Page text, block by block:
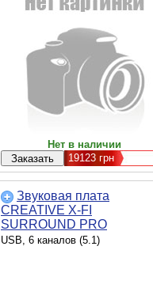
Нет в наличии
19123грн
Звуковая плата
CREATIVE X-FI
SURROUND PRO
(70SB109500007)
USB, 6 каналов (5.1)